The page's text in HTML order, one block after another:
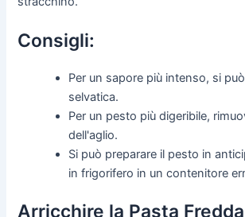
Consigli:
Per un sapore più intenso, si
selvatica.
Per un pesto più digeribile,
dell'aglio.
Si può preparare il pesto in
in frigorifero in un contenitore
Arricchire la Pasta